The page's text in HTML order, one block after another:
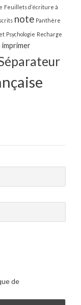
Feuillets d’écriture à
note Panthère
Psychologie Recharge
imprimer
de